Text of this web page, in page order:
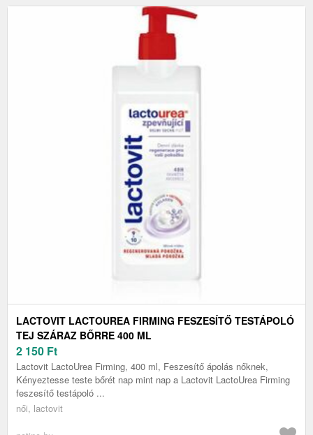
LACTOVIT LACTOUREA FIRMING FESZESÍTŐ TESTÁPOLÓ
TEJ SZÁRAZ BŐRRE 400 ML
2 150 Ft
Lactovit LactoUrea Firming, 400 ml, Feszesítő ápolás nőknek,
Kényeztesse teste bőrét nap mint nap a Lactovit LactoUrea Firming
feszesítő testápoló ...
női, lactovit